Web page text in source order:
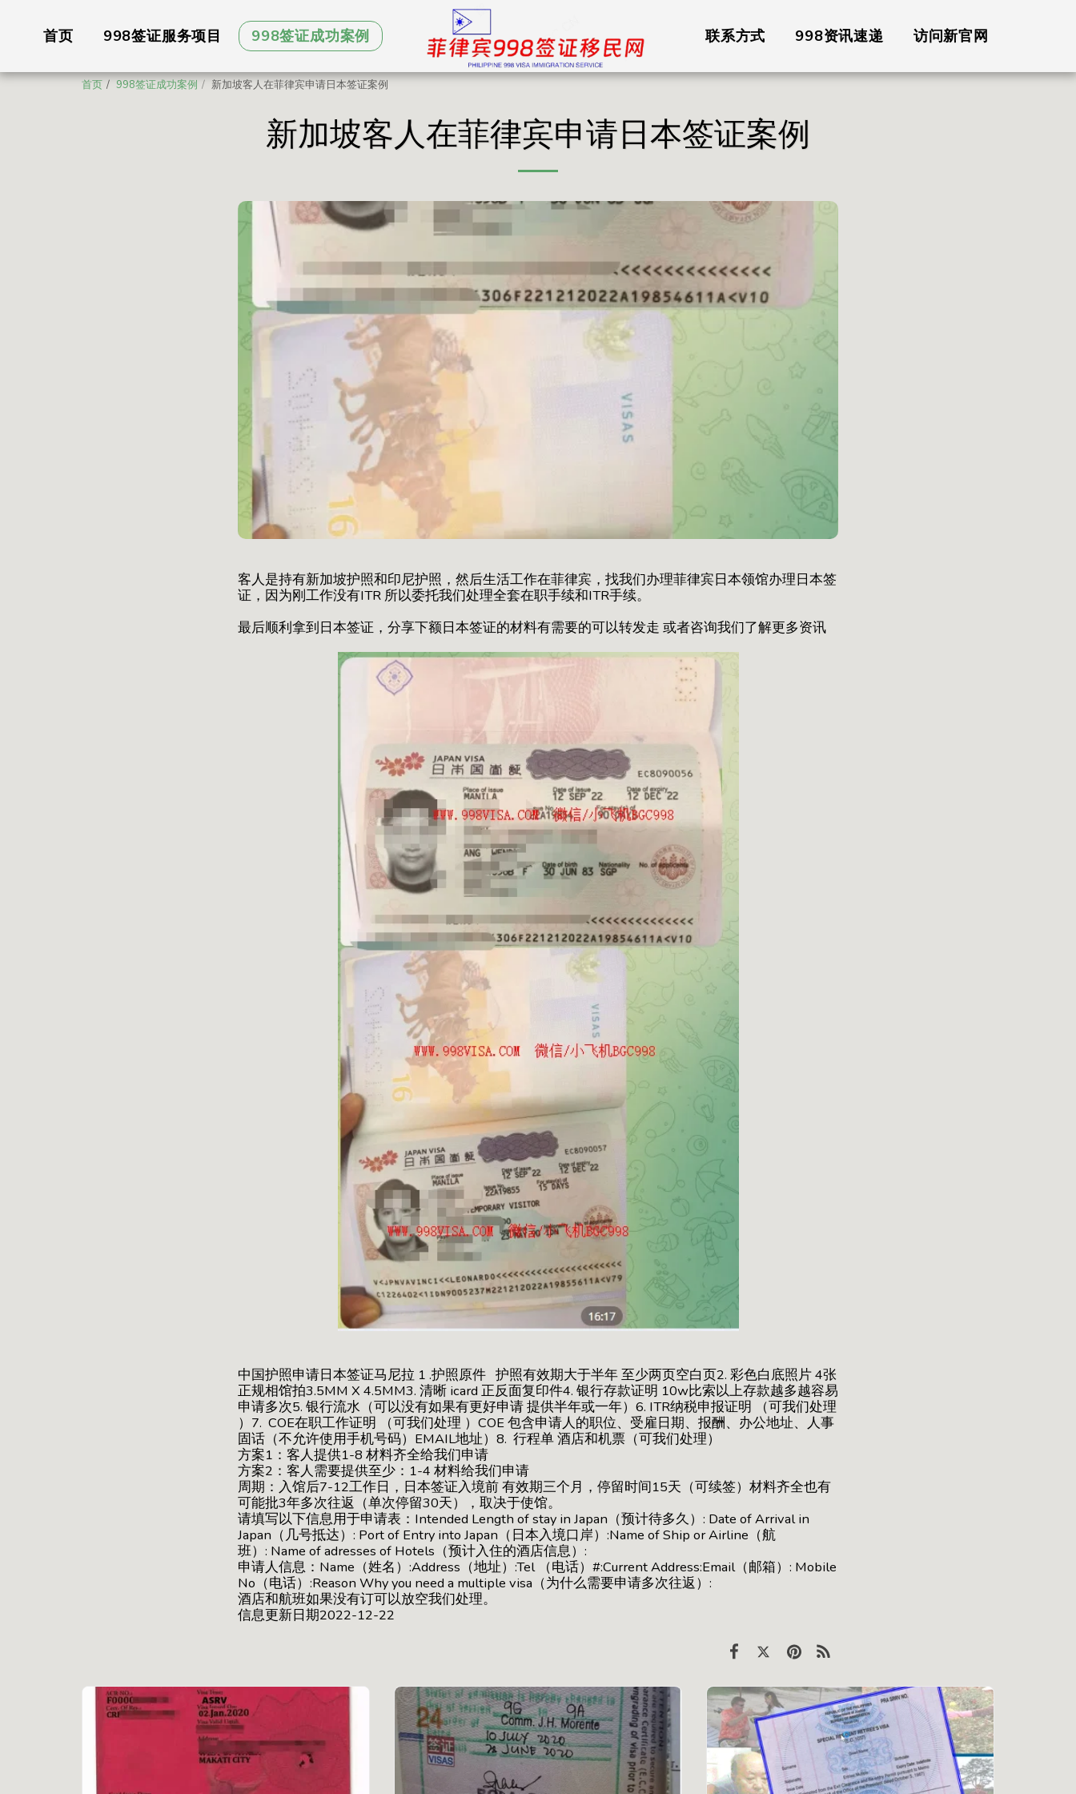
首页 998签证服务项目 998签证成功案例 联系方式 998资讯速递 访问新官网
首页 998签证成功案例 新加坡客人在菲律宾申请日本签证案例
新加坡客人在菲律宾申请日本签证案例
客人是持有新加坡护照和印尼护照，然后生活工作在菲律宾，找我们办理菲律宾日本领馆办理日本签
证，因为刚工作没有ITR 所以委托我们处理全套在职手续和ITR手续。
最后顺利拿到日本签证，分享下额日本签证的材料有需要的可以转发走 或者咨询我们了解更多资讯
中国护照申请日本签证马尼拉 1 .护照原件 护照有效期大于半年 至少两页空白页2. 彩色白底照片 4张
正规相馆拍3.5MM X 4.5MM3. 清晰 icard 正反面复印件4. 银行存款证明 10w比索以上存款越多越容易
申请多次5. 银行流水（可以没有如果有更好申请 提供半年或一年）6. ITR纳税申报证明 （可我们处理
）7. COE在职工作证明 （可我们处理 ）COE 包含申请人的职位、受雇日期、报酬、办公地址、人事
固话（不允许使用手机号码）EMAIL地址）8. 行程单 酒店和机票（可我们处理）
方案1：客人提供1-8 材料齐全给我们申请
方案2：客人需要提供至少：1-4 材料给我们申请
周期：入馆后7-12工作日，日本签证入境前 有效期三个月，停留时间15天（可续签）材料齐全也有
可能批3年多次往返（单次停留30天），取决于使馆。
请填写以下信息用于申请表：Intended Length of stay in Japan（预计待多久）: Date of Arrival in
Japan（几号抵达）: Port of Entry into Japan（日本入境口岸）:Name of Ship or Airline（航
班）: Name of adresses of Hotels（预计入住的酒店信息）:
申请人信息：Name（姓名）:Address（地址）:Tel （电话）#:Current Address:Email（邮箱）: Mobile
No（电话）:Reason Why you need a multiple visa（为什么需要申请多次往返）:
酒店和航班如果没有订可以放空我们处理。
信息更新日期2022-12-22